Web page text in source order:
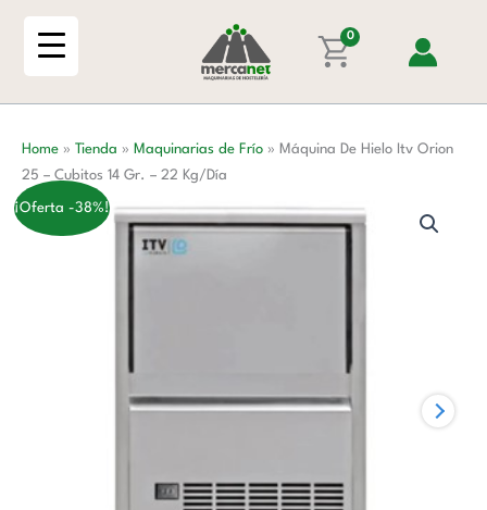
0
Home » Tienda » Maquinarias de Frío » Máquina De Hielo Itv Orion
25 – Cubitos 14 Gr. – 22 Kg/Día
¡Oferta -38%!